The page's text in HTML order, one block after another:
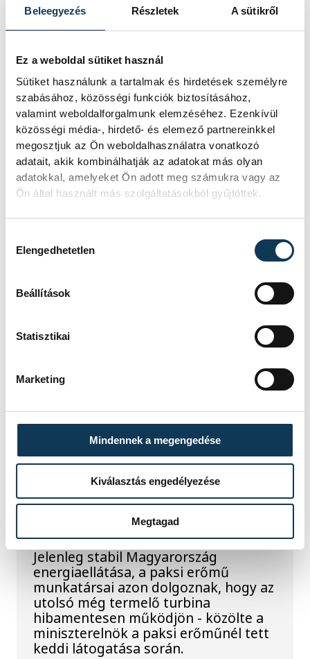
Beleegyezés Részletek A sütikről
Ez a weboldal sütiket használ
Sütiket használunk a tartalmak és hirdetések személyre
szabásához, közösségi funkciók biztosításához,
valamint weboldalforgalmunk elemzéséhez. Ezenkívül
közösségi média-, hirdető- és elemező partnereinkkel
megosztjuk az Ön weboldalhasználatra vonatkozó
adatait, akik kombinálhatják az adatokat más olyan
adatokkal, amelyeket Ön adott meg számukra vagy az
Ön által használt más szolgáltatásokból gyűjtöttek.
Elengedhetetlen
Beállítások
Statisztikai
Marketing
Mindennek a megengedése
Kiválasztás engedélyezése
Megtagad
Rekordok Európában –
Magyarország a
legforróbb, Angliában
szárazság tombol
Rá sem ismerünk Európára,
kontinensszerte rekordokat dönt a
hőség. Magyarország a legforróbb
országok közé került, miközben az
Egyesült Királyságban olyan száraz
júliust mértek, amilyenre 155 éve nem
A múltban és ma is rossz
szikla
Újra kilátszik a Dunából az aszály
hírnöke! Régen a felbukkanása egyet
klímaváltozás okozta extrém
Elmeséljük a baljós kőtömb
történetét.
Magyar Péter:
Magyarország
energiaellátása stabil
Jelenleg stabil Magyarország
energiaellátása, a paksi erőmű
munkatársai azon dolgoznak, hogy az
utolsó még termelő turbina
hibamentesen működjön - közölte a
miniszterelnök a paksi erőműnél tett
keddi látogatása során.